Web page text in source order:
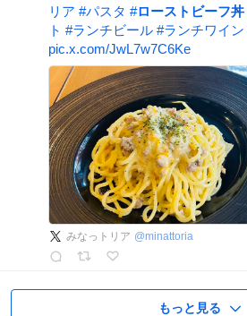
リア #パスタ #ローストビーフ丼
ト #ランチビール #ランチワイン
pic.x.com/JwL7w7C6Ke
みなっトリア @minattoria
もっと見る